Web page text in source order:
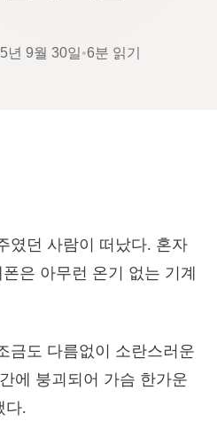
년 9월 30일•6분 읽기
였던 사람이 떠났다. 혼자
은 아무런 온기 없는 기계
금도 다름없이 소란스러운
에 붕괴되어 가슴 한가운
다.